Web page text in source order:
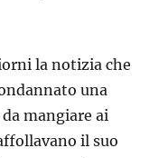
la notizia che
una
mangiare ai
il suo